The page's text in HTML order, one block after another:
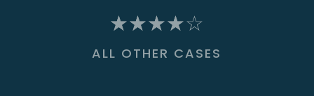
☆☆☆☆☆
ALL OTHER CASES